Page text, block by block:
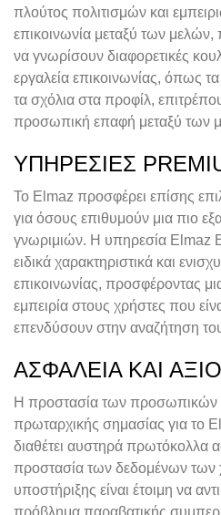
πλούτος πολιτισμών και
επικοινωνία μεταξύ των μελών,
να γνωρίσουν διαφορετικές
εργαλεία επικοινωνίας, όπως
τα σχόλια στα προφίλ,
προσωπική επαφή μεταξύ των
ΥΠΗΡΕΣΊΕΣ
Το Elmaz προσφέρει επίσης
για όσους επιθυμούν μια πιο
γνωριμιών. Η υπηρεσία Elmaz
ειδικά χαρακτηριστικά και
επικοινωνίας, προσφέροντας
εμπειρία στους χρήστες που
επενδύσουν στην αναζήτηση
ΑΣΦΆΛΕΙΑ ΚΑΙ
Η προστασία των προσωπικών
πρωταρχικής σημασίας για το
διαθέτει αυστηρά πρωτόκολλα
προστασία των δεδομένων
υποστήριξης είναι έτοιμη να